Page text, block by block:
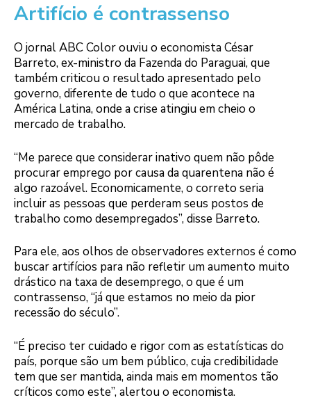
Artifício é contrassenso
O jornal ABC Color ouviu o economista César
Barreto, ex-ministro da Fazenda do Paraguai, que
também criticou o resultado apresentado pelo
governo, diferente de tudo o que acontece na
América Latina, onde a crise atingiu em cheio o
mercado de trabalho.
“Me parece que considerar inativo quem não pôde
procurar emprego por causa da quarentena não é
algo razoável. Economicamente, o correto seria
incluir as pessoas que perderam seus postos de
trabalho como desempregados”, disse Barreto.
Para ele, aos olhos de observadores externos é como
buscar artifícios para não refletir um aumento muito
drástico na taxa de desemprego, o que é um
contrassenso, “já que estamos no meio da pior
recessão do século”.
“É preciso ter cuidado e rigor com as estatísticas do
país, porque são um bem público, cuja credibilidade
tem que ser mantida, ainda mais em momentos tão
críticos como este”, alertou o economista.